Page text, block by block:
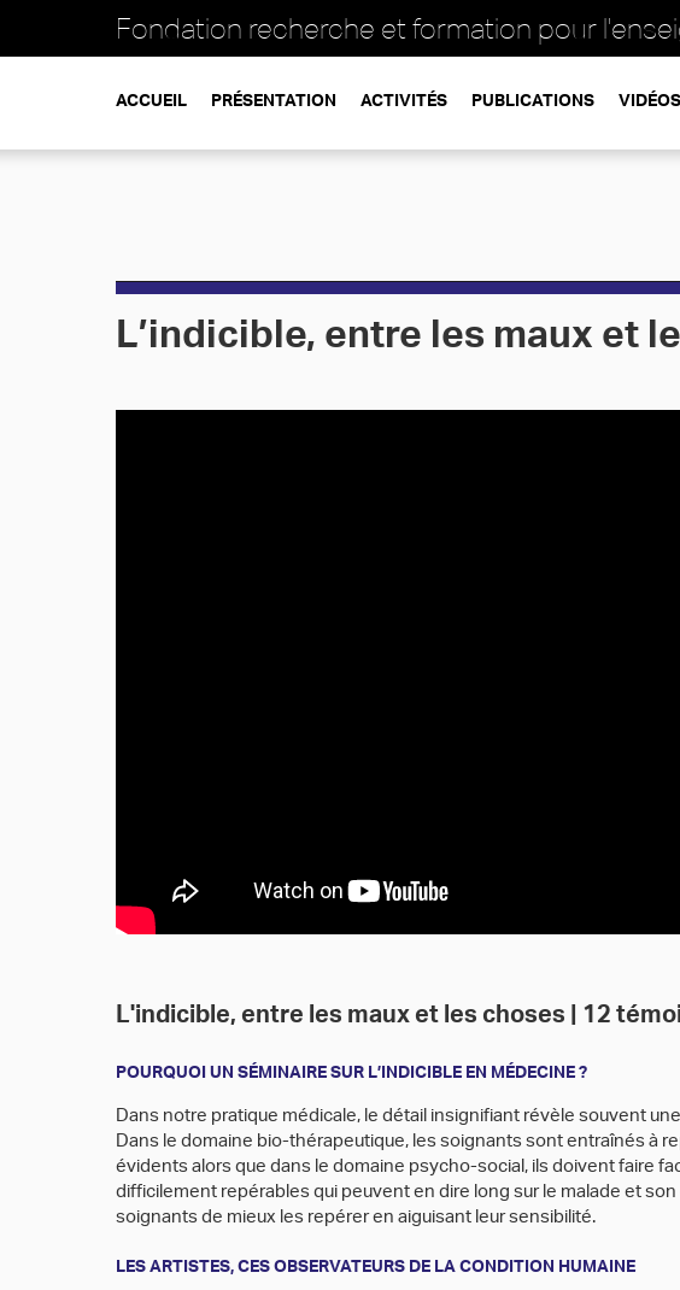
Fondation recherche et formation pour
ACCUEIL PRÉSENTATION ACTIVITÉS PUBLICATIONS VIDÉOS
L’indicible, entre les maux et
L'indicible, entre les maux et les choses | 12
POURQUOI UN SÉMINAIRE SUR L’INDICIBLE EN MÉDECINE ?
Dans notre pratique médicale, le détail insignifiant révèle souvent
Dans le domaine bio-thérapeutique, les soignants sont entraînés à
évidents alors que dans le domaine psycho-social, ils doivent faire
difficilement repérables qui peuvent en dire long sur le malade et
soignants de mieux les repérer en aiguisant leur sensibilité.
LES ARTISTES, CES OBSERVATEURS DE LA CONDITION HUMAINE